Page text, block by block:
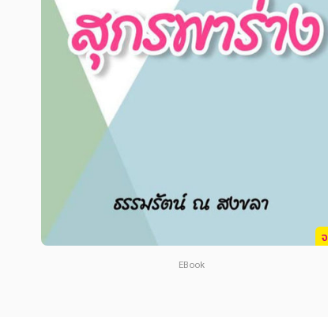
ศาสนา และปรัชญา
กฎหมาย สัญญา ภาษี
การเงิน การลงทุน บริหาร
นิตยสาร หนังสือพิมพ์
วรรณกรรม
การเกษตร ชีววิทยา
การเรียน การศึกษา
เทคโนโลยี การสื่อสาร วิทยาศาสตร์
ศาสนา และปรัชญา
กฎหมาย สัญญา ภาษี
การเงิน การลงทุน บริหาร
นิตยสาร หนังสือพิมพ์
วรรณกรรม
การเกษตร ชีววิทยา
การเรียน การศึกษา
เทคโนโลยี การสื่อสาร วิทยาศาสตร์
EBook